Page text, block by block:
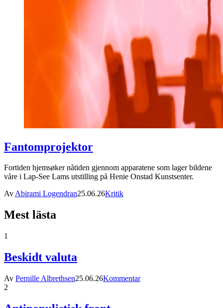
Fantomprojektor
Fortiden hjemsøker nåtiden gjennom apparatene som lager bildene
våre i Lap-See Lams utstilling på Henie Onstad Kunstsenter.
AvAbirami Logendran25.06.26Kritik
Mest lästa
1
Beskidt valuta
Av Pernille Albrethsen25.06.26Kommentar
2